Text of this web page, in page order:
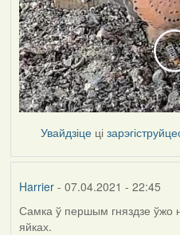
Увайдзіце ці
Harrier- 07.04.2021 - 22:45
Самка ў першым гняздзе ўжо
яйках.